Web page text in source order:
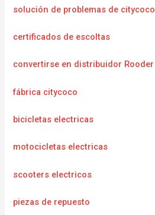
solución de problemas de citycoco
certificados de escoltas
convertirse en distribuidor Rooder
fábrica citycoco
bicicletas electricas
motocicletas electricas
scooters electricos
piezas de repuesto